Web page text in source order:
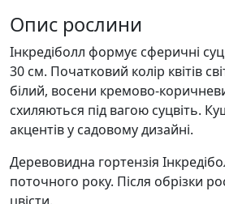
Опис рослини
Інкредіболл формує сферичні
30 см. Початковий колір квітів
білий, восени кремово-
схиляються під вагою суцвіть.
акцентів у садовому дизайні.
Деревовидна гортензія
поточного року. Після обрізки